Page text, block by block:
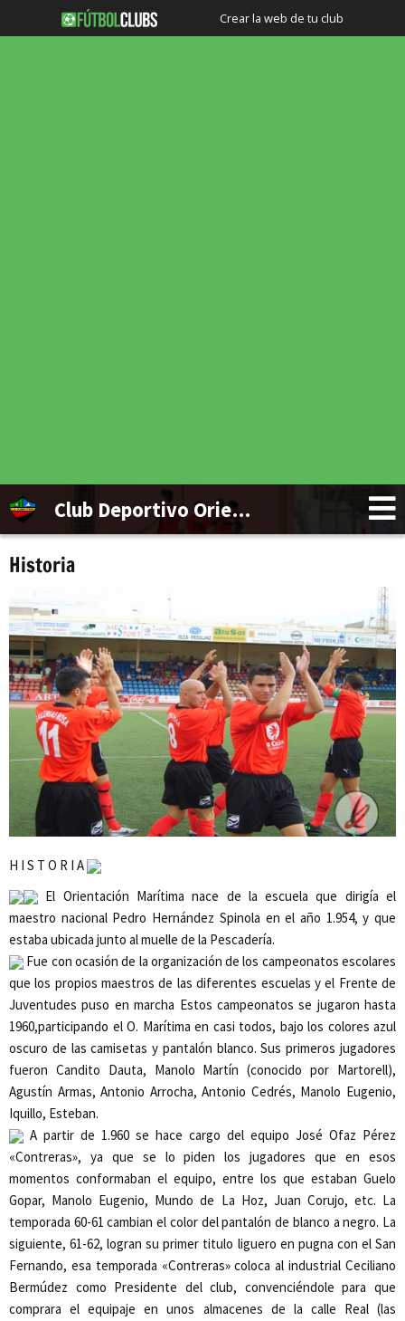
Crear la web de tu club
Club Deportivo Orientación Marítima
Historia
H I S T O R I A
El Orientación Marítima nace de la escuela que dirigía el
maestro nacional Pedro Hernández Spinola en el año 1.954, y que
estaba ubicada junto al muelle de la Pescadería.
Fue con ocasión de la organización de los campeonatos escolares
que los propios maestros de las diferentes escuelas y el Frente de
Juventudes puso en marcha Estos campeonatos se jugaron hasta
1960,participando el O. Marítima en casi todos, bajo los colores azul
oscuro de las camisetas y pantalón blanco. Sus primeros jugadores
fueron Candito Dauta, Manolo Martín (conocido por Martorell),
Agustín Armas, Antonio Arrocha, Antonio Cedrés, Manolo Eugenio,
Iquillo, Esteban.
A partir de 1.960 se hace cargo del equipo José Ofaz Pérez
«Contreras», ya que se lo piden los jugadores que en esos
momentos conformaban el equipo, entre los que estaban Guelo
Gopar, Manolo Eugenio, Mundo de La Hoz, Juan Corujo, etc. La
temporada 60-61 cambian el color del pantalón de blanco a negro. La
siguiente, 61-62, logran su primer titulo liguero en pugna con el San
Fernando, esa temporada «Contreras» coloca al industrial Ceciliano
Bermúdez como Presidente del club, convenciéndole para que
comprara el equipaje en unos almacenes de la calle Real (las